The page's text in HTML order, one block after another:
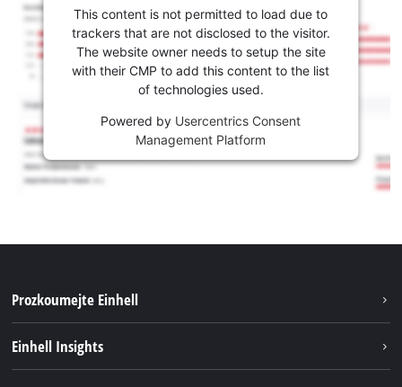
This content is not permitted to load due to
trackers that are not disclosed to the visitor.
The website owner needs to setup the site
with their CMP to add this content to the list
of technologies used.
Powered by Usercentrics Consent
Management Platform
Prozkoumejte Einhell
Einhell Insights